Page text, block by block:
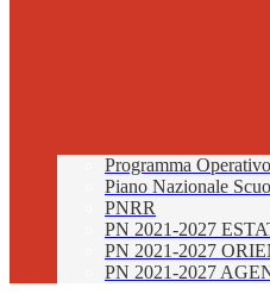
Programma
Piano Nazionale
PNRR
PN 2021-2027
PN 2021-2027
PN 2021-2027